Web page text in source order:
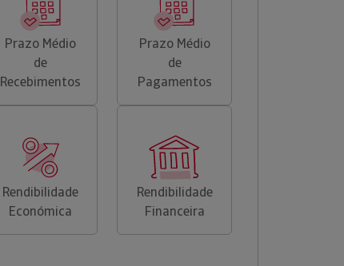
Prazo Médio
de
Recebimentos
Prazo Médio
de
Pagamentos
Rendibilidade
Económica
Rendibilidade
Financeira